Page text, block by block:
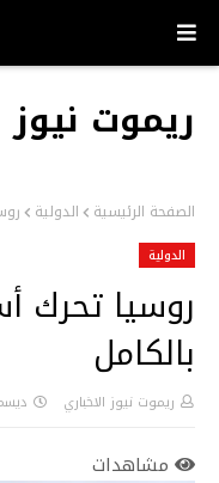
ريموت نيوز
الصفحة الرئيسية الدولية
الدولية
روسيا تحرك
بالكامل
ريموت نيوز الاخباري ديسمبر
مشاهدات